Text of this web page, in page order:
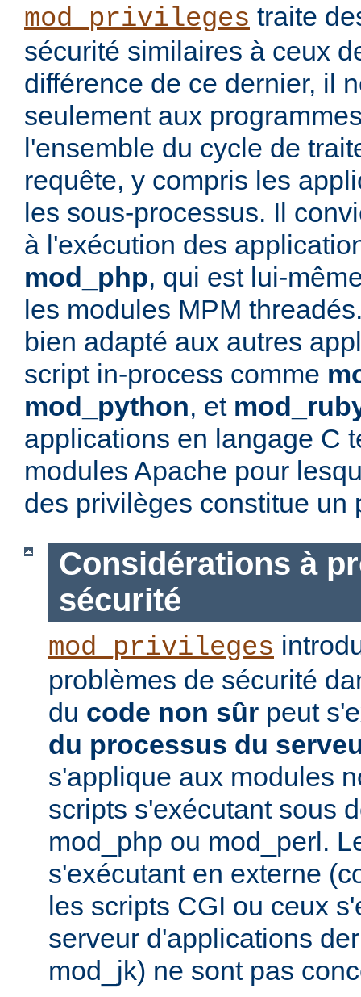
mod_privileges traite
sécurité similaires à ceux
différence de ce dernier, il
seulement aux
l'ensemble du cycle de
requête, y compris les
les sous-processus. Il
à l'exécution des
mod_php, qui est lui-
les modules MPM
bien adapté aux autres
script in-process comme
mod_python, et
applications en langage C
modules Apache pour
des privilèges constitue un
Considérations à
sécurité
mod_privileges
problèmes de sécurité
du code non sûr peut
du processus du
s'applique aux modules
scripts s'exécutant sous
mod_php ou mod_perl.
s'exécutant en externe
les scripts CGI ou ceux
serveur d'applications
mod_jk) ne sont pas